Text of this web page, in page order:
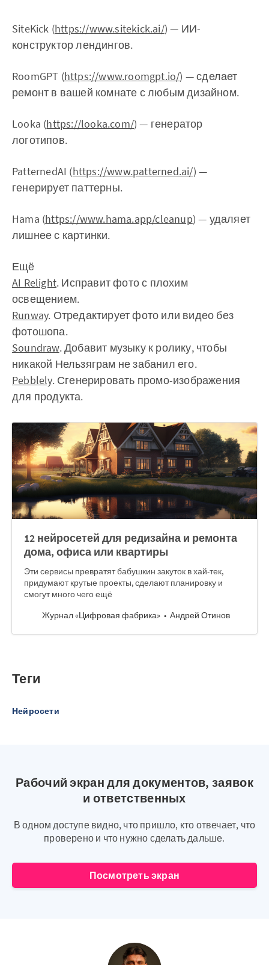
SiteKick (https://www.sitekick.ai/) — ИИ-
конструктор лендингов.‌‌
RoomGPT (https://www.roomgpt.io/) — сделает
ремонт в вашей комнате с любым дизайном.‌‌
Looka (https://looka.com/) — генератор
логотипов.‌‌
PatternedAI (https://www.patterned.ai/) —
генерирует паттерны.‌‌
Hama (https://www.hama.app/cleanup) — удаляет
лишнее с картинки.
Ещё
AI Relight. Исправит фото с плохим
освещением.
Runway. Отредактирует фото или видео без
фотошопа.
Soundraw. Добавит музыку к ролику, чтобы
никакой Нельзяграм не забанил его.
Pebblely. Сгенерировать промо-изображения
для продукта.
12 нейросетей для редизайна и ремонта
дома, офиса или квартиры
Эти сервисы превратят бабушкин закуток в хай-тек,
придумают крутые проекты, сделают планировку и
смогут много чего ещё
Журнал «Цифровая фабрика»
Андрей Отинов
Теги
Нейросети
Рабочий экран для документов, заявок
и ответственных
В одном доступе видно, что пришло, кто отвечает, что
проверено и что нужно сделать дальше.
Посмотреть экран